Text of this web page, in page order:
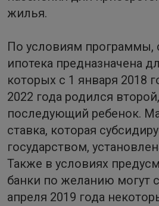
жилья.
По условиям программы,
ипотека предназначена
которых с 1 января 2018
2022 года родился
последующий ребенок.
ставка, которая
государством,
Также в условиях
банки по желанию могут
апреля 2019 года